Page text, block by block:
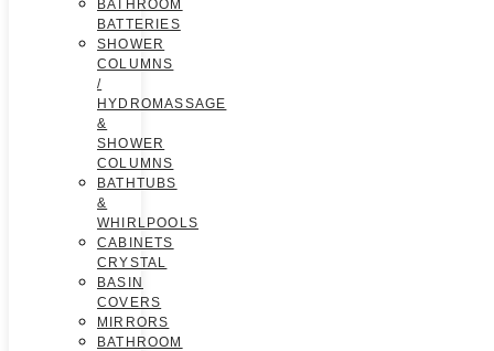
BATHROOM
BATTERIES
SHOWER
COLUMNS
/
HYDROMASSAGE
&
SHOWER
COLUMNS
BATHTUBS
&
WHIRLPOOLS
CABINETS
CRYSTAL
BASIN
COVERS
MIRRORS
BATHROOM